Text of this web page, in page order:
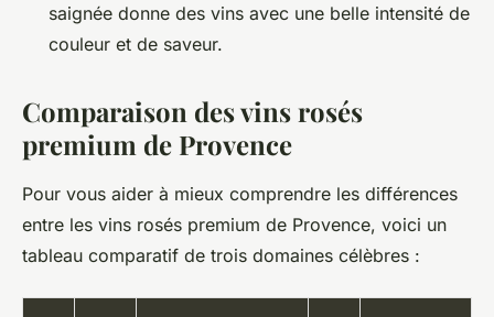
saignée donne des vins avec une belle intensité de
couleur et de saveur.
Comparaison des vins rosés
premium de Provence
Pour vous aider à mieux comprendre les différences
entre les vins rosés premium de Provence, voici un
tableau comparatif de trois domaines célèbres :